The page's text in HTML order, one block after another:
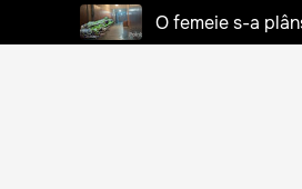
O femeie s-a